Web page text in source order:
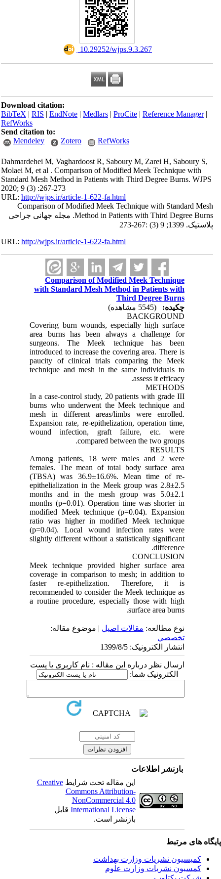
‎ 10.29252/wjps.9.3.267
Download citation:
BibTeX|RIS|EndNote|Medlars|ProCite|Reference Manager
RefWorks
Send citation to:
Mendeley
Zotero RefWorks
Dahmardehei M, Vaghardoost R, Saboury M, Zarei H, Saboury S,
Molaei M, et al . Comparison of Modified Meek Technique with
Standard Mesh Method in Patients with Third Degree Burns. WJPS
2020; 9 (3) :267-273
URL:http://wjps.ir/article-1-622-fa.html
Comparison of Modified Meek Technique with Standard Mesh
Method in Patients with Third Degree Burns. مجله جهانی جراحی
پلاستیک. 1399; 9 (3) :267-273
URL:http://wjps.ir/article-1-622-fa.html
Comparison of Modified Meek Technique
with Standard Mesh Method in Patients with
Third Degree Burns
چکیده:
BACKGROUND
Covering burn wounds, especially high surface
area burns has been always a challenge for
surgeons. The Meek technique has been
introduced to increase the covering area. There is
paucity of clinical trials comparing the Meek
technique and mesh in the same individuals to
assess it efficacy.
METHODS
In a case-control study, 20 patients with grade III
burns who underwent the Meek technique and
mesh in different areas/limbs were enrolled.
Expansion rate, re-epithelization, operation time,
wound infection, graft failure, etc. were
compared between the two groups.
RESULTS
Among patients, 18 were males and 2 were
females. The mean of total body surface area
(TBSA) was 36.9±16.6%. Mean time of re-
epithelialization in the Meek group was 2.8±2.5
months and in the mesh group was 5.0±2.1
months (p=0.01). Operation time was shorter in
modified Meek technique (p=0.04). Expansion
ratio was higher in modified Meek technique
(p=0.04). Local wound infection rates were
slightly different without a statistically significant
difference.
CONCLUSION
Meek technique provided higher surface area
coverage in comparison to mesh; in addition to
faster re-epithelization. Therefore, it is
recommended to consider the Meek technique as
a routine procedure, especially those with high
surface area burns.
نوع مطالعه:مقالات اصيل| موضوع مقاله:
تخصصي
انتشار الکترونیک: 1399/8/5
ارسال نظر درباره این مقاله : نام کاربری یا پست
الکترونیک شما:
بازنشر اطلاعات
این مقاله تحت شرایطCreative
Commons Attribution-
NonCommercial 4.0
International Licenseقابل
بازنشر است.
های مرتبط
کمیسیون نشریات وزارت بهداشت
کمسیون نشریات وزارت علوم